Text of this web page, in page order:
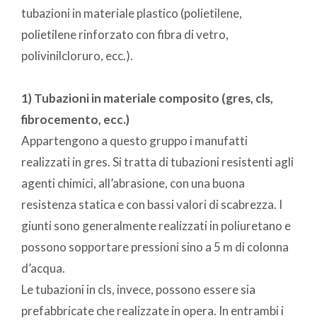
tubazioni in materiale plastico (polietilene,
polietilene rinforzato con fibra di vetro,
polivinilcloruro, ecc.).
1) Tubazioni in materiale composito (gres, cls,
fibrocemento, ecc.)
Appartengono a questo gruppo i manufatti
realizzati in gres. Si tratta di tubazioni resistenti agli
agenti chimici, all’abrasione, con una buona
resistenza statica e con bassi valori di scabrezza. I
giunti sono generalmente realizzati in poliuretano e
possono sopportare pressioni sino a 5 m di colonna
d’acqua.
Le tubazioni in cls, invece, possono essere sia
prefabbricate che realizzate in opera. In entrambi i